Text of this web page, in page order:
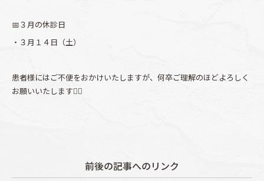
📅３月の休診日
・３月１４日（土）
患者様にはご不便をおかけいたしますが、何卒ご理解のほどよろしく
お願いいたします🙇‍♀️
前後の記事へのリンク